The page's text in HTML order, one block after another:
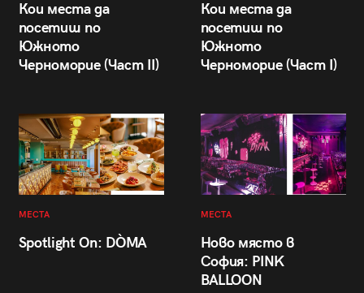
Кои места да
посетиш по
Южното
Черноморие (Част II)
Кои места да
посетиш по
Южното
Черноморие (Част I)
МЕСТА
Spotlight On: DÒMA
МЕСТА
Ново място в
София: PINK
BALLOON